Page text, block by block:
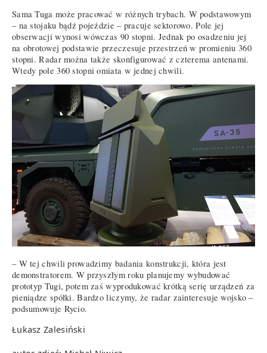
Sama Tuga może pracować w różnych trybach. W podstawowym
– na stojaku bądź pojeździe – pracuje sektorowo. Pole jej
obserwacji wynosi wówczas 90 stopni. Jednak po osadzeniu jej
na obrotowej podstawie przeczesuje przestrzeń w promieniu 360
stopni. Radar można także skonfigurować z czterema antenami.
Wtedy pole 360 stopni omiata w jednej chwili.
– W tej chwili prowadzimy badania konstrukcji, która jest
demonstratorem. W przyszłym roku planujemy wybudować
prototyp Tugi, potem zaś wyprodukować krótką serię urządzeń za
pieniądze spółki. Bardzo liczymy, że radar zainteresuje wojsko –
podsumowuje Rycio.
Łukasz Zalesiński